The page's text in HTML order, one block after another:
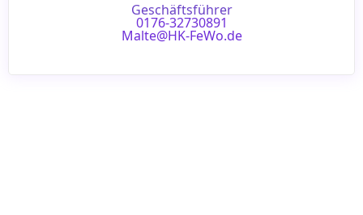
Geschäftsführer
0176-32730891
Malte@HK-FeWo.de